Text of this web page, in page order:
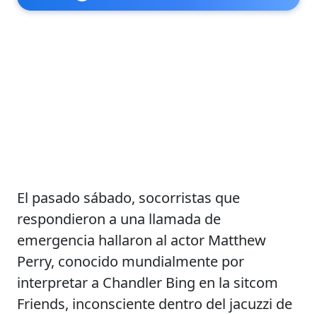
El pasado sábado, socorristas que
respondieron a una llamada de
emergencia hallaron al actor Matthew
Perry, conocido mundialmente por
interpretar a Chandler Bing en la sitcom
Friends, inconsciente dentro del jacuzzi de